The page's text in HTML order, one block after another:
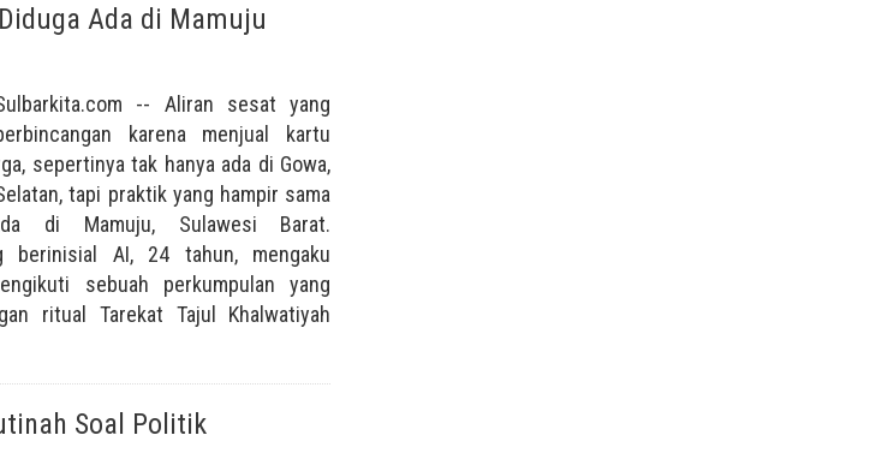
Ada di Mamuju
-- Aliran sesat yang
karena menjual kartu
sepertinya tak hanya ada di Gowa,
tapi praktik yang hampir sama
di Mamuju, Sulawesi Barat.
berinisial AI, 24 tahun, mengaku
sebuah perkumpulan yang
ritual Tarekat Tajul Khalwatiyah
Soal Politik